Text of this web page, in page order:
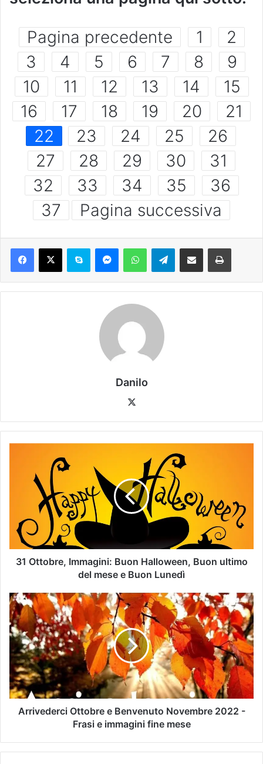
Pagina precedente 1
2
3
4 5 6 7 8
9
10
11 12 13 14
15
16
17 18 19 20
21
22
23 24 25
26
27
28 29 30
31
32
33 34 35
36
37
Pagina successiva
Danilo
31 Ottobre, Immagini: Buon Halloween, Buon ultimo
del mese e Buon Lunedì
Arrivederci Ottobre e Benvenuto Novembre 2022 -
Frasi e immagini fine mese